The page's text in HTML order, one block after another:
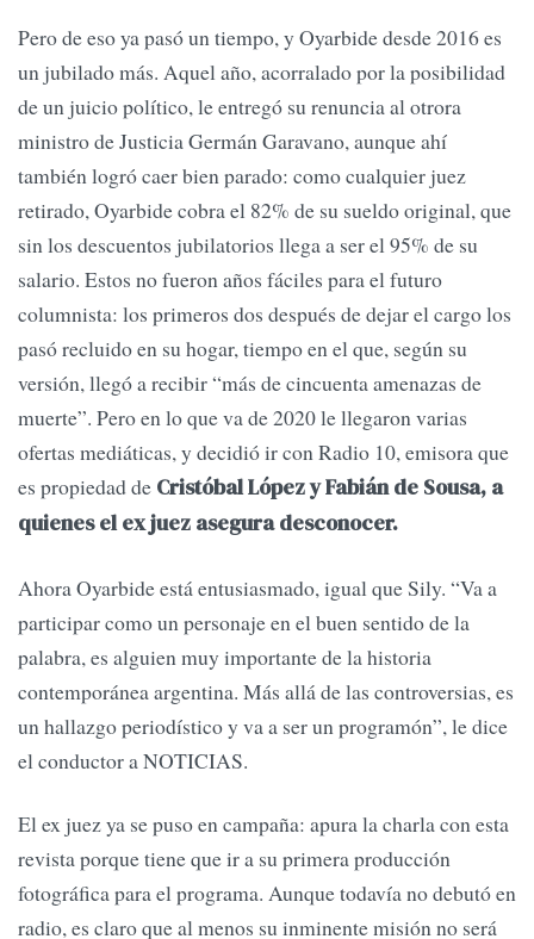
Pero de eso ya pasó un tiempo, y Oyarbide desde 2016 es
un jubilado más. Aquel año, acorralado por la posibilidad
de un juicio político, le entregó su renuncia al otrora
ministro de Justicia Germán Garavano, aunque ahí
también logró caer bien parado: como cualquier juez
retirado, Oyarbide cobra el 82% de su sueldo original, que
sin los descuentos jubilatorios llega a ser el 95% de su
salario. Estos no fueron años fáciles para el futuro
columnista: los primeros dos después de dejar el cargo los
pasó recluido en su hogar, tiempo en el que, según su
versión, llegó a recibir “más de cincuenta amenazas de
muerte”. Pero en lo que va de 2020 le llegaron varias
ofertas mediáticas, y decidió ir con Radio 10, emisora que
es propiedad de Cristóbal López y Fabián de Sousa, a
quienes el ex juez asegura desconocer.
Ahora Oyarbide está entusiasmado, igual que Sily. “Va a
participar como un personaje en el buen sentido de la
palabra, es alguien muy importante de la historia
contemporánea argentina. Más allá de las controversias, es
un hallazgo periodístico y va a ser un programón”, le dice
el conductor a NOTICIAS.
El ex juez ya se puso en campaña: apura la charla con esta
revista porque tiene que ir a su primera producción
fotográfica para el programa. Aunque todavía no debutó en
radio, es claro que al menos su inminente misión no será